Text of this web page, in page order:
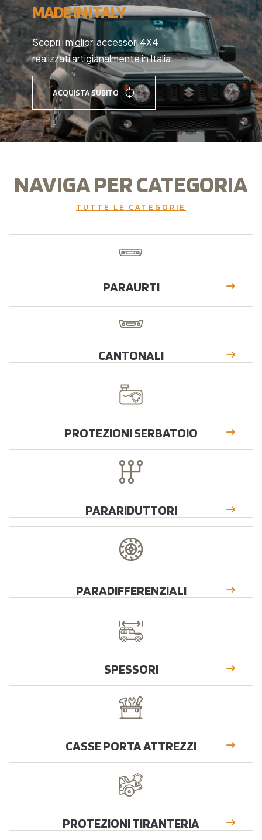
MADE IN ITALY
Scopri i migliori accessori 4X4
realizzati artigianalmente in Italia.
ACQUISTA SUBITO
NAVIGA PER CATEGORIA
TUTTE LE CATEGORIE
PARAURTI
CANTONALI
PROTEZIONI SERBATOIO
PARARIDUTTORI
PARADIFFERENZIALI
SPESSORI
CASSE PORTA ATTREZZI
PROTEZIONI TIRANTERIA